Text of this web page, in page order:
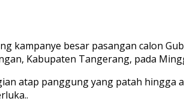
kampanye besar pasangan calon
Kabupaten Tangerang, pada
atap panggung yang patah hingga